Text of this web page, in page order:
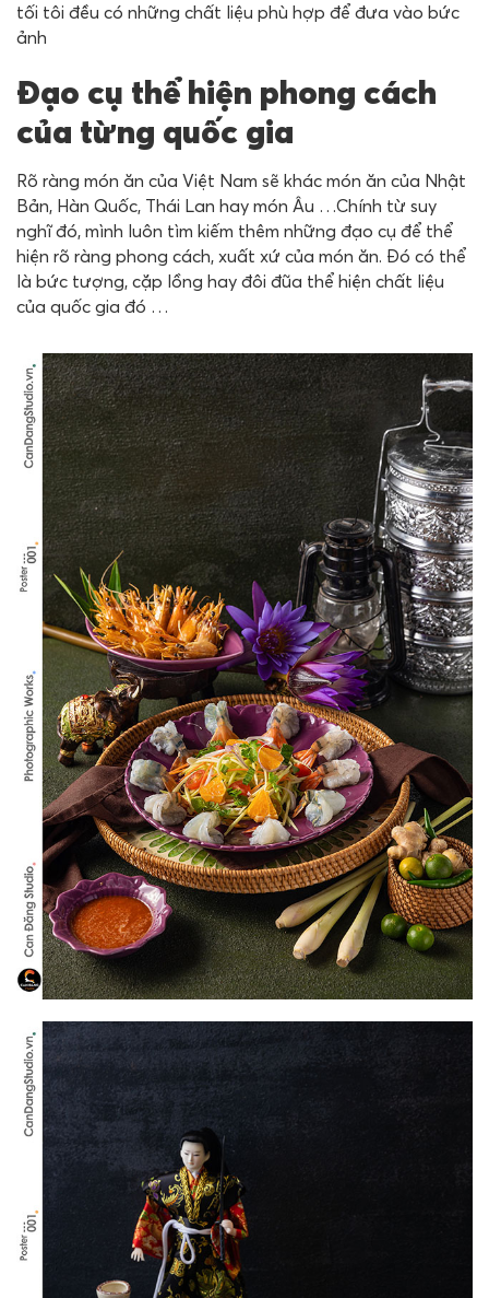
tối tôi đều có những chất liệu phù hợp để đưa vào bức
ảnh
Đạo cụ thể hiện phong cách
của từng quốc gia
Rõ ràng món ăn của Việt Nam sẽ khác món ăn của Nhật
Bản, Hàn Quốc, Thái Lan hay món Âu …Chính từ suy
nghĩ đó, mình luôn tìm kiếm thêm những đạo cụ để thể
hiện rõ ràng phong cách, xuất xứ của món ăn. Đó có thể
là bức tượng, cặp lồng hay đôi đũa thể hiện chất liệu
của quốc gia đó …